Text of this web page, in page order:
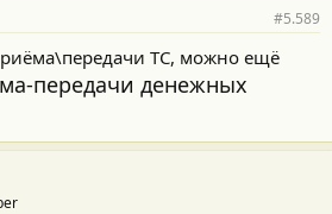
#5.589
ТС, можно ещё
передачи денежных